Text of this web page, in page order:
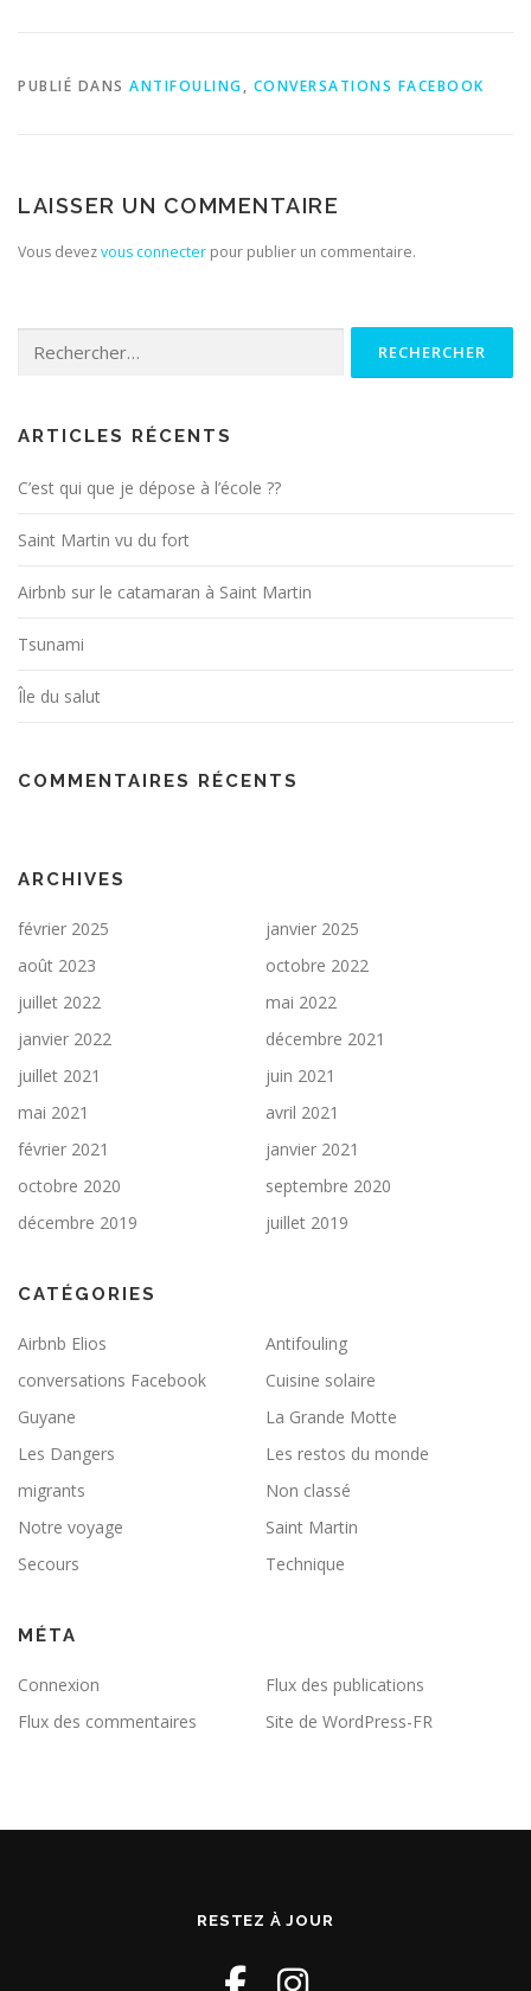
PUBLIÉ DANS ANTIFOULING, CONVERSATIONS FACEBOOK
LAISSER UN COMMENTAIRE
Vous devezvous connecter pour publier un commentaire.
ARTICLES RÉCENTS
C’est qui que je dépose à l’école ??
Saint Martin vu du fort
Airbnb sur le catamaran à Saint Martin
Tsunami
Île du salut
COMMENTAIRES RÉCENTS
ARCHIVES
février 2025
janvier 2025
août 2023
octobre 2022
juillet 2022
mai 2022
janvier 2022
décembre 2021
juillet 2021
juin 2021
mai 2021
avril 2021
février 2021
janvier 2021
octobre 2020
septembre 2020
décembre 2019
juillet 2019
CATÉGORIES
Airbnb Elios
Antifouling
conversations Facebook
Cuisine solaire
Guyane
La Grande Motte
Les Dangers
Les restos du monde
migrants
Non classé
Notre voyage
Saint Martin
Secours
Technique
MÉTA
Connexion
Flux des publications
Flux des commentaires
Site de WordPress-FR
RESTEZ À JOUR